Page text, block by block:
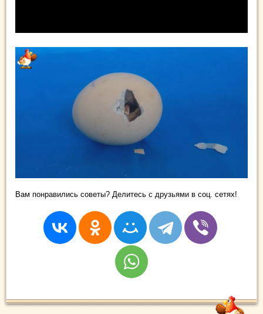
Вам понравились советы? Делитесь с друзьями в соц. сетях!